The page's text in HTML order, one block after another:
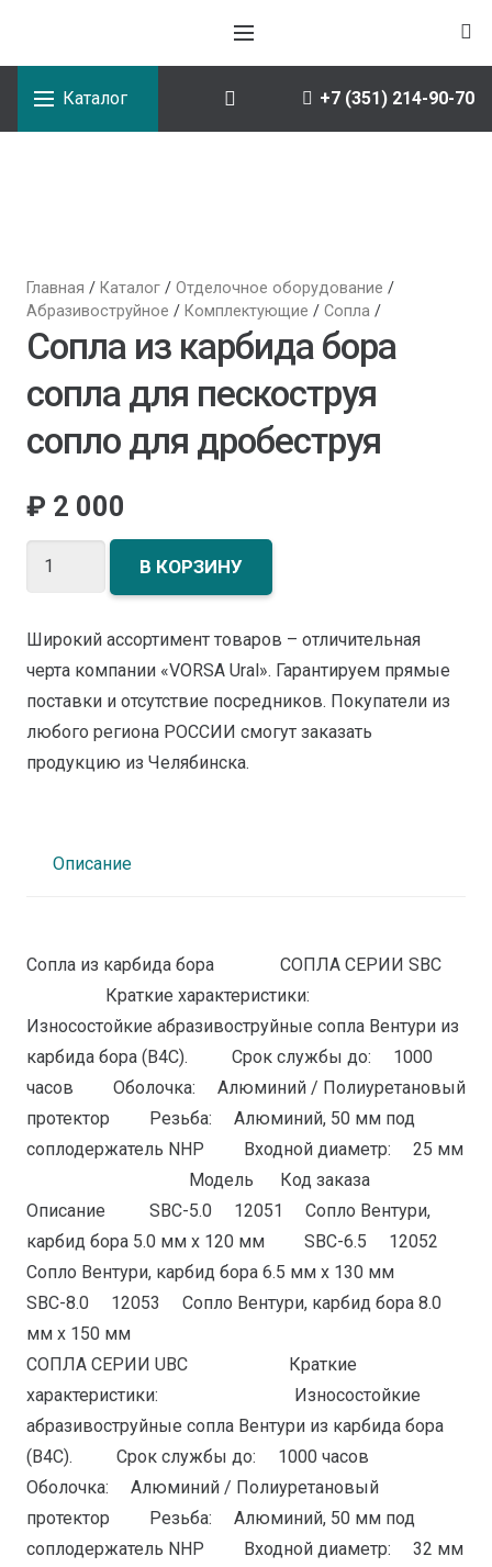
Каталог +7 (351) 214-90-70
Главная / Каталог / Отделочное оборудование /
Абразивоструйное / Комплектующие / Сопла /
Сопла из карбида бора
сопла для пескоструя
сопло для дробеструя
₽ 2 000
Количество
из
карбида
бора
сопла
для
для
В КОРЗИНУ
Широкий ассортимент товаров – отличительная
черта компании «VORSA Ural». Гарантируем прямые
поставки и отсутствие посредников. Покупатели из
любого региона РОССИИ смогут заказать
продукцию из Челябинска.
Описание
Сопла из карбида бора СОПЛА СЕРИИ SBС
Краткие характеристики:
Износостойкие абразивоструйные сопла Вентури из
карбида бора (B4С). Срок службы до: 1000
часов Оболочка: Алюминий / Полиуретановый
протектор Резьба: Алюминий, 50 мм под
соплодержатель NHP Входной диаметр: 25 мм
Модель Код заказа
Описание SBС-5.0 12051 Сопло Вентури,
карбид бора 5.0 мм x 120 мм SBС-6.5 12052
Сопло Вентури, карбид бора 6.5 мм x 130 мм
SBС-8.0 12053 Сопло Вентури, карбид бора 8.0
мм x 150 мм
СОПЛА СЕРИИ UBС Краткие
характеристики: Износостойкие
абразивоструйные сопла Вентури из карбида бора
(B4С). Срок службы до: 1000 часов
Оболочка: Алюминий / Полиуретановый
протектор Резьба: Алюминий, 50 мм под
соплодержатель NHP Входной диаметр: 32 мм